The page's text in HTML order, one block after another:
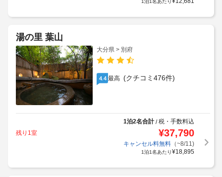
1泊1名あたり
湯の里 葉山
大分県 > 別府
4.4 最高 (クチコミ476件)
1泊2名合計/税・手数料込
残り1室
¥37,790
キャンセル料無料（~8/11)
1泊1名あたり¥18,895